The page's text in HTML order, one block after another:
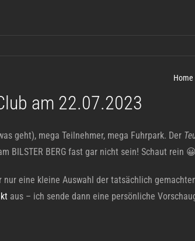
Home
am 22.07.2023
geht), mega Teilnehmer, mega Fuhrpark. Der
BILSTER BERG fast gar nicht sein! Schaut rein 😀
eine kleine Auswahl der tatsächlich
aus – ich sende dann eine persönliche